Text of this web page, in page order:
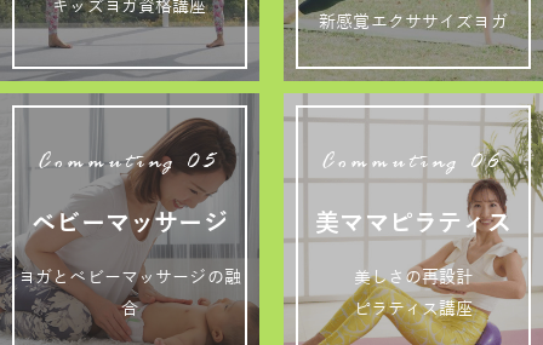
キッズヨガ資格講座
新感覚エクササイズヨガ
Commuting 05
ベビーマッサージ
ヨガとベビーマッサージの融
合
Commuting 06
美ママピラティス
美しさの再設計
ピラティス講座